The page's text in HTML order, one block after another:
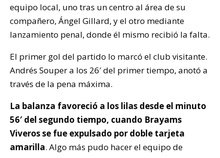
equipo local, uno tras un centro al área de su
compañero, Ángel Gillard, y el otro mediante
lanzamiento penal, donde él mismo recibió la falta.
El primer gol del partido lo marcó el club visitante.
Andrés Souper a los 26′ del primer tiempo, anotó a
través de la pena máxima.
La balanza favoreció a los lilas desde el minuto
56′ del segundo tiempo, cuando Brayams
Viveros se fue expulsado por doble tarjeta
amarilla. Algo más pudo hacer el equipo de